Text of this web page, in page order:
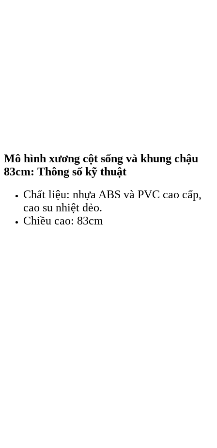
Mô hình xương cột sống và khung chậu
83cm: Thông số kỹ thuật
Chất liệu: nhựa ABS và PVC cao cấp,
cao su nhiệt dẻo.
Chiều cao: 83cm